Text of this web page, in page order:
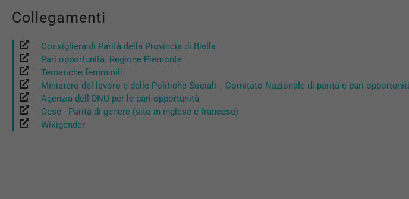
Collegamenti
Consigliera di Parità della Provincia di Biella
Pari opportunità. Regione Piemonte
Tematiche femminili
Ministero del lavoro e delle Politiche Sociali _ Comitato Nazionale di parità e pari
Agenzia dell'ONU per le pari opportunità
Ocse - Parità di genere (sito in inglese e francese)
Wikigender